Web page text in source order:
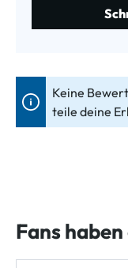
Keine
teile deine
Fans